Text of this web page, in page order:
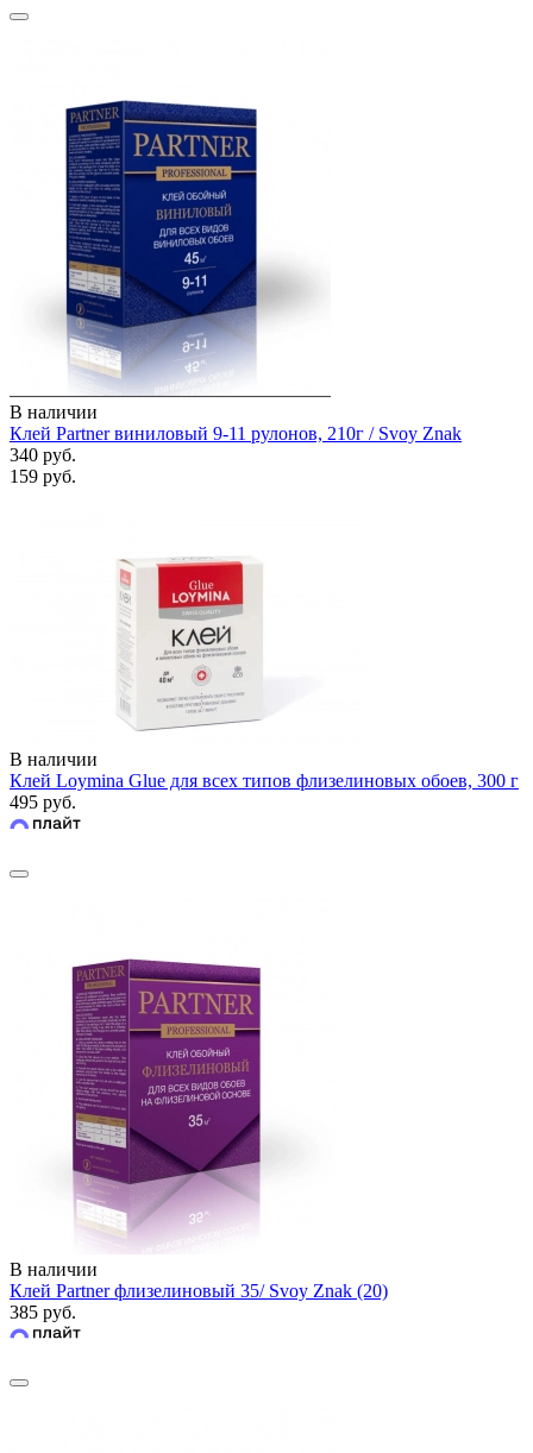
В наличии
Клей Partner виниловый 9-11 рулонов, 210г / Svoy Znak
340 руб.
159 руб.
В наличии
Клей Loymina Glue для всех типов флизелиновых обоев, 300 г
495 руб.
В наличии
Клей Partner флизелиновый 35/ Svoy Znak (20)
385 руб.